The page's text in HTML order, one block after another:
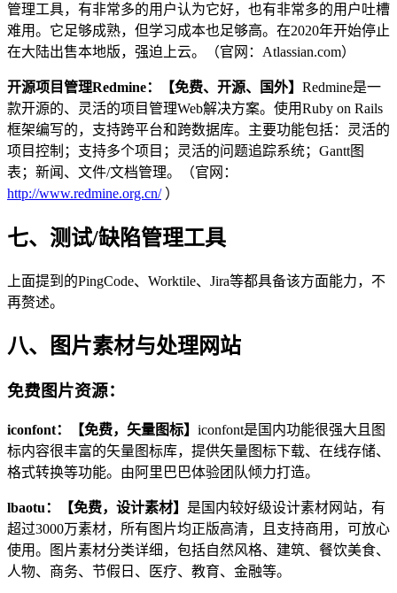
管理工具，有非常多的用户认为它好，也有非常多的用户吐槽
难用。它足够成熟，但学习成本也足够高。在2020年开始停止
在大陆出售本地版，强迫上云。（官网：Atlassian.com）
开源项目管理Redmine：【免费、开源、国外】 Redmine是一
款开源的、灵活的项目管理Web解决方案。使用Ruby on Rails
框架编写的，支持跨平台和跨数据库。主要功能包括：灵活的
项目控制；支持多个项目；灵活的问题追踪系统；Gantt图
表；新闻、文件/文档管理。（官网：
http://www.redmine.org.cn/）
七、测试/缺陷管理工具
上面提到的PingCode、Worktile、Jira等都具备该方面能力，不
再赘述。
八、图片素材与处理网站
免费图片资源：
iconfont：【免费，矢量图标】 iconfont是国内功能很强大且图
标内容很丰富的矢量图标库，提供矢量图标下载、在线存储、
格式转换等功能。由阿里巴巴体验团队倾力打造。
lbaotu：【免费，设计素材】 是国内较好级设计素材网站，有
超过3000万素材，所有图片均正版高清，且支持商用，可放心
使用。图片素材分类详细，包括自然风格、建筑、餐饮美食、
人物、商务、节假日、医疗、教育、金融等。